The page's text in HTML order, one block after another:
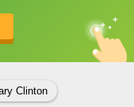
中
英
Clinton